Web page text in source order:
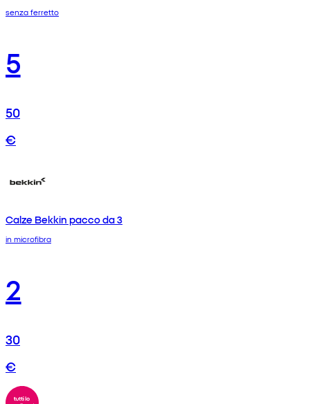
senza ferretto
5
50
€
Calze Bekkin pacco da 3
in microfibra
2
30
€